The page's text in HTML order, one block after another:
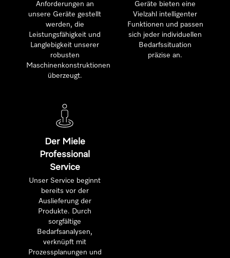
Anforderungen an
unsere Geräte gestellt
werden, die
Leistungsfähigkeit und
Langlebigkeit unserer
robusten
Maschinenkonstruktionen
überzeugt.
Geräte bieten eine
Vielzahl intelligenter
Funktionen und passen
sich jeder individuellen
Bedarfssituation
präzise an.
Der Miele
Professional
Service
Unser Service beginnt
bereits vor der
Auslieferung der
Produkte. Durch
sorgfältige
Bedarfsanalysen,
verknüpft mit
Prozessplanungen und